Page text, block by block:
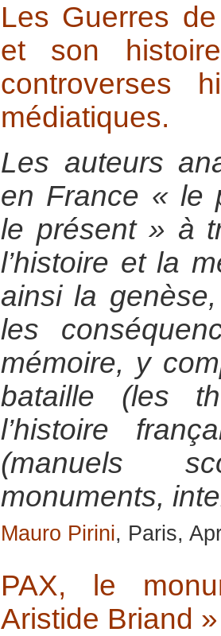
Les Guerres
et son
controverses
médiatiques.
Les auteurs
en France « le
le présent » à
l’histoire et la
ainsi la
les
mémoire, y
bataille (les
l’histoire
(manuels
monuments,
Mauro Pirini, Paris,
PAX, le
Aristide Briand »